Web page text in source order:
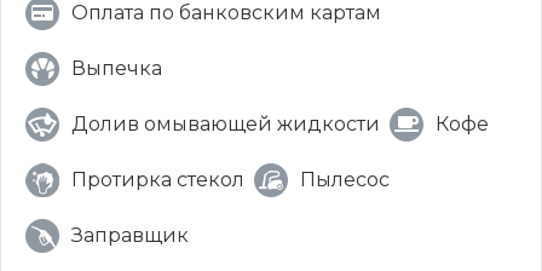
Оплата по банковским картам
Выпечка
Долив омывающей жидкости Кофе
Протирка стекол Пылесос
Заправщик